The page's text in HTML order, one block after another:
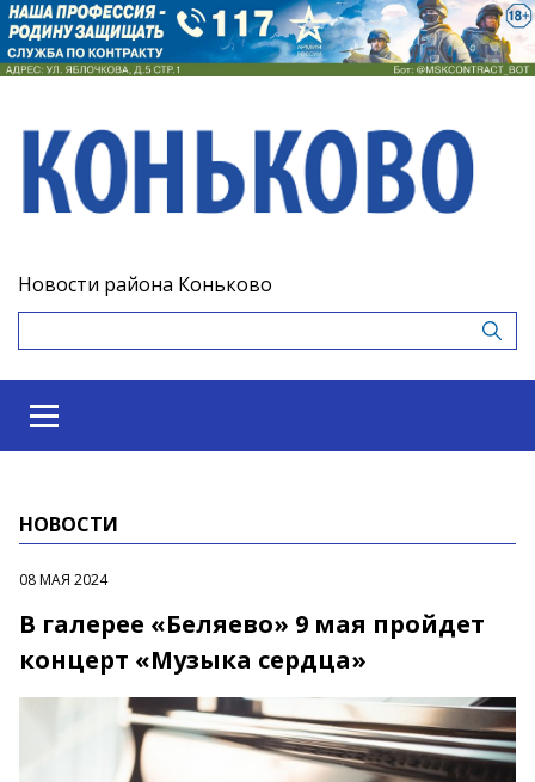
Новости района Коньково
НОВОСТИ
08 МАЯ 2024
В галерее «Беляево» 9 мая пройдет
концерт «Музыка сердца»